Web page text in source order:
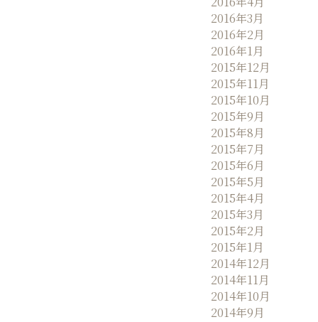
2016年3月
2016年2月
2016年1月
2015年12月
2015年11月
2015年10月
2015年9月
2015年8月
2015年7月
2015年6月
2015年5月
2015年4月
2015年3月
2015年2月
2015年1月
2014年12月
2014年11月
2014年10月
2014年9月